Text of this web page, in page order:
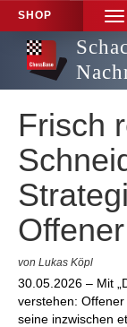
SHOP
Frisch
von Lukas Köpl
30.05.2026 – Mit
verstehen:
seine inzwischen